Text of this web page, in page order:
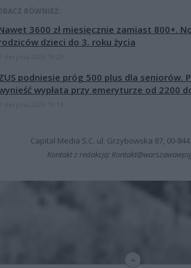
RÓWNIEŻ:
3600 zł miesięcznie zamiast 800+.
dzieci do 3. roku życia
podniesie próg 500 plus dla seniorów.
wypłata przy emeryturze od 2200
Capital Media S.C. ul. Grzybowska 87, 00-
Kontakt z redakcją: